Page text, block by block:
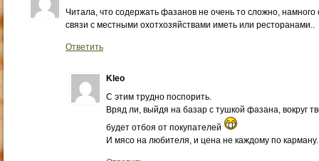
Читала, что содержать фазанов не очень то сложно,
связи с местными охотхозяйствами иметь или ресторанами..
Ответить
Kleo
С этим трудно поспорить.
Вряд ли, выйдя на базар с тушкой фазана, вокруг
будет отбоя от покупателей
И мясо на любителя, и цена не каждому по карману.